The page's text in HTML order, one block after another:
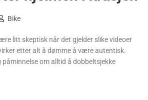
Bike
litt skeptisk når det gjelder slike videoer
etter alt å dømme å være autentisk.
påminnelse om alltid å dobbeltsjekke